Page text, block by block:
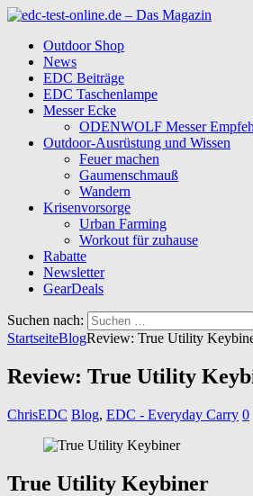
Outdoor Shop
News
EDC Beiträge
EDC Taschenlampe
Messer Ecke
ODENWOLF Messer
Outdoor-Ausrüstung und Wissen
Feuer machen
Gaumenschmauß
Wandern
Krisenvorsorge
Urban Farming
Workout für zuhause
Rabatte
Newsletter
GearDeals
Suchen nach:
StartseiteBlogReview: True Utility
Review: True Utility
ChrisEDC Blog, EDC - Everyday Carry 0
True Utility Keybiner